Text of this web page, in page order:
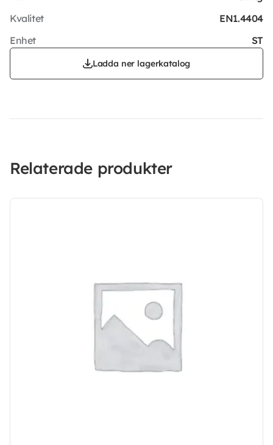
Kvalitet
EN1.4404
Enhet
ST
Ladda ner lagerkatalog
Relaterade produkter